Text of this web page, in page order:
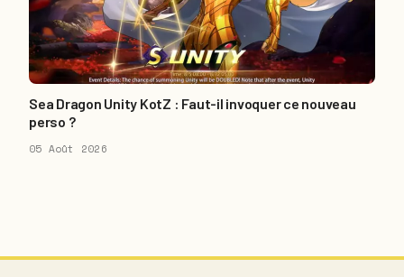
Sea Dragon Unity KotZ : Faut-il invoquer ce nouveau
perso ?
05 Août 2026